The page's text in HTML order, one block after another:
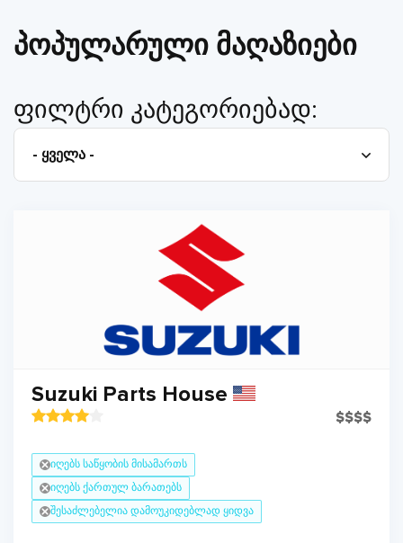
პოპულარული მაღაზიები
ფილტრი კატეგორიებად:
Suzuki Parts House
$$$$
იღებს საწყობის მისამართს
იღებს ქართულ ბარათებს
შესაძლებელია დამოუკიდებლად ყიდვა